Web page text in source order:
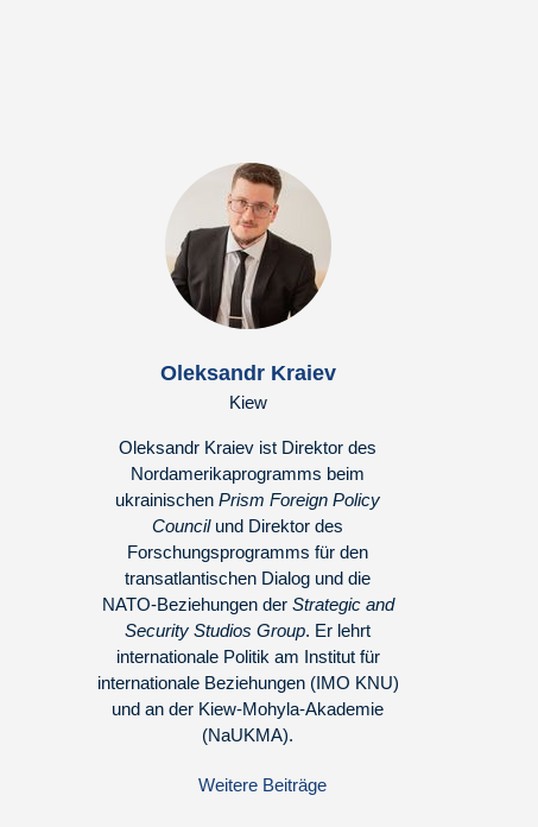
Oleksandr Kraiev
Kiew
Oleksandr Kraiev ist Direktor des
Nordamerikaprogramms beim
ukrainischen Prism Foreign Policy
Councilund Direktor des
Forschungsprogramms für den
transatlantischen Dialog und die
NATO-Beziehungen der Strategic and
Security Studios Group. Er lehrt
internationale Politik am Institut für
internationale Beziehungen (IMO KNU)
und an der Kiew-Mohyla-Akademie
(NaUKMA).
Weitere Beiträge